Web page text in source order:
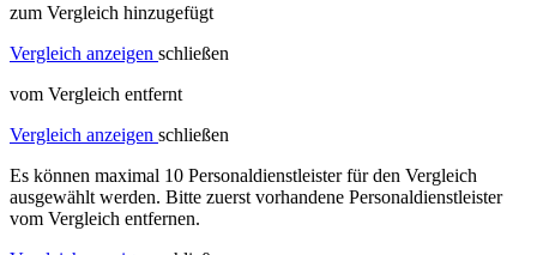
zum Vergleich hinzugefügt
Vergleich anzeigen schließen
vom Vergleich entfernt
Vergleich anzeigen schließen
Es können maximal 10 Personaldienstleister für den Vergleich
ausgewählt werden. Bitte zuerst vorhandene Personaldienstleister
vom Vergleich entfernen.